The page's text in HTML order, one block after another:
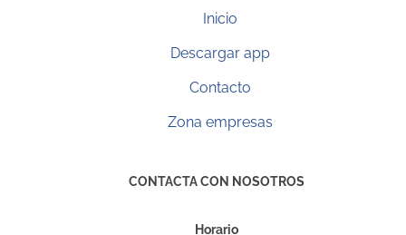
Inicio
Descargar app
Contacto
Zona empresas
CONTACTA CON NOSOTROS
Horario